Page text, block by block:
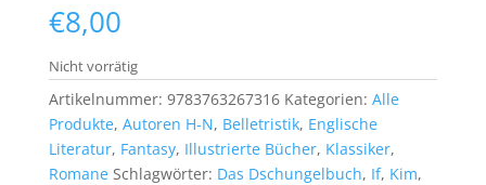
€8,00
Nicht vorrätig
Artikelnummer: 9783763267316 Kategorien: Alle
Produkte, Autoren H-N, Belletristik, Englische
Literatur, Fantasy, Illustrierte Bücher, Klassiker,
Romane Schlagwörter: Das Dschungelbuch, If, Kim,